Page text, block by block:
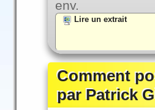
env.
Lire un extrait
Comment
par Patrick